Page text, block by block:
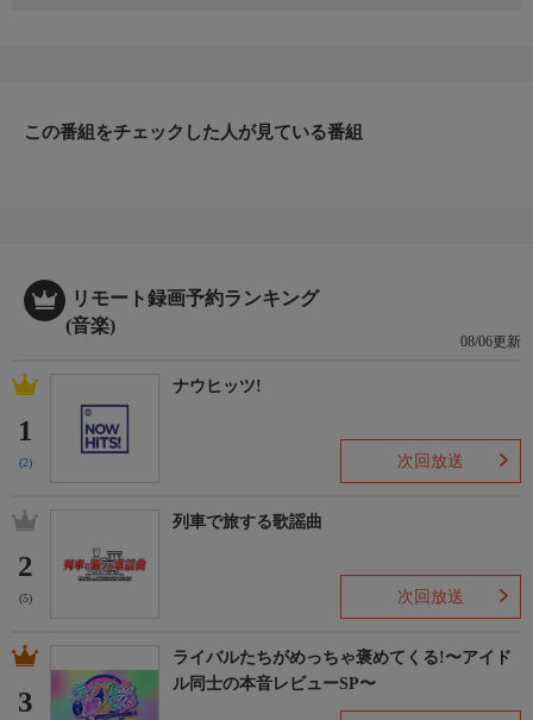
この番組をチェックした人が見ている番組
リモート録画予約ランキング
(音楽)
08/06更新
1
(2)
ナウヒッツ!
次回放送
2
(5)
列車で旅する歌謡曲
次回放送
3
ライバルたちがめっちゃ褒めてくる!〜アイド
ル同士の本音レビューSP〜